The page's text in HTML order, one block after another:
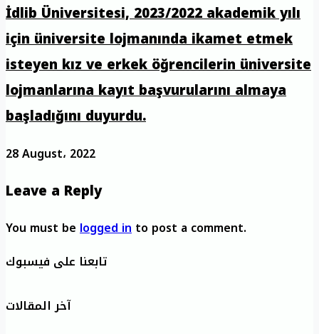
İdlib Üniversitesi, 2023/2022 akademik yılı
için üniversite lojmanında ikamet etmek
isteyen kız ve erkek öğrencilerin üniversite
lojmanlarına kayıt başvurularını almaya
başladığını duyurdu.
28 August، 2022
Leave a Reply
You must belogged into post a comment.
تابعنا على فيسبوك
آخر المقالات